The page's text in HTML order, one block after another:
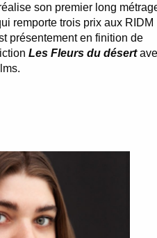
son premier long
remporte trois prix aux RIDM
présentement en finition de
Les Fleurs du désert